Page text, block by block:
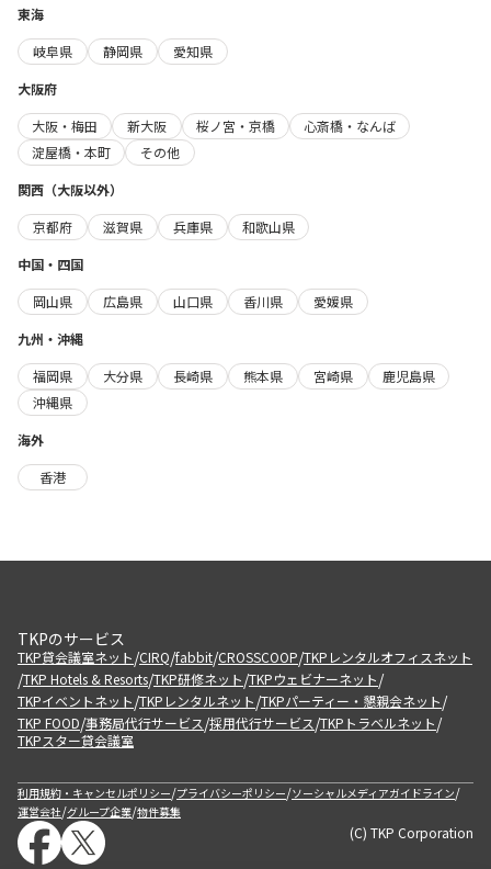
東海
岐阜県
静岡県
愛知県
大阪府
大阪・梅田
新大阪 桜ノ宮・京橋
心斎橋・なんば
淀屋橋・本町
その他
関西（大阪以外）
京都府
滋賀県 兵庫県
和歌山県
中国・四国
岡山県
広島県 山口県 香川県
愛媛県
九州・沖縄
福岡県
大分県 長崎県 熊本県 宮崎県
鹿児島県
沖縄県
海外
香港
TKPのサービス
TKP貸会議室ネット/CIRQ/fabbit/CROSSCOOP/TKPレンタルオフィスネット
/TKP Hotels & Resorts/TKP研修ネット/TKPウェビナーネット/
TKPイベントネット/TKPレンタルネット/TKPパーティー・懇親会ネット/
TKP FOOD/事務局代行サービス/採用代行サービス/TKPトラベルネット/
TKPスター貸会議室
利用規約・キャンセルポリシー/プライバシーポリシー/ソーシャルメディアガイドライン/
運営会社/グループ企業/物件募集
(C) TKP Corporation